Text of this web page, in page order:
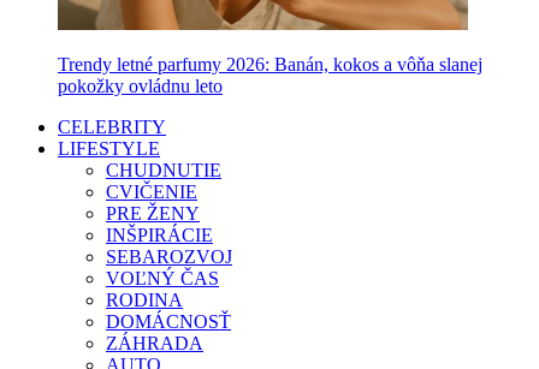
Trendy letné parfumy 2026: Banán, kokos a vôňa slanej
pokožky ovládnu leto
CELEBRITY
LIFESTYLE
CHUDNUTIE
CVIČENIE
PRE ŽENY
INŠPIRÁCIE
SEBAROZVOJ
VOĽNÝ ČAS
RODINA
DOMÁCNOSŤ
ZÁHRADA
AUTO